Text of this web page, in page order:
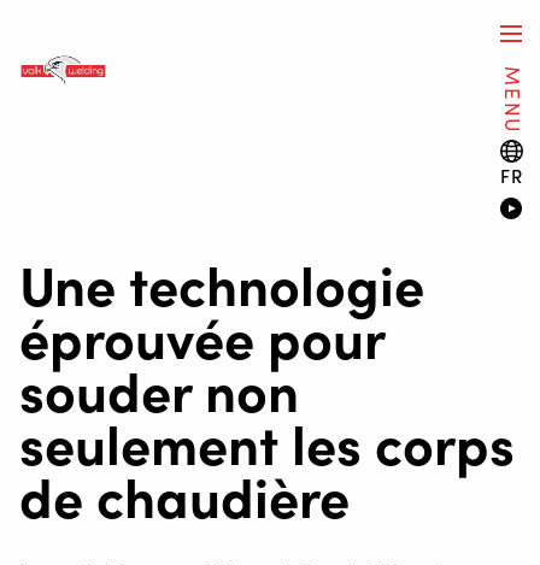
MENU
FR
Une technologie
éprouvée pour
souder non
seulement les corps
de chaudière